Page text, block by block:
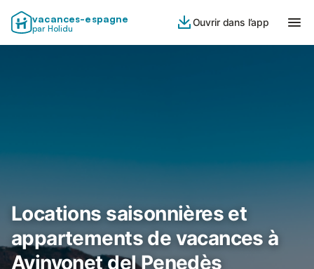
vacances-espagne
par Holidu
Ouvrir dans l’app
Locations saisonnières et
appartements de vacances à
Avinyonet del Penedès